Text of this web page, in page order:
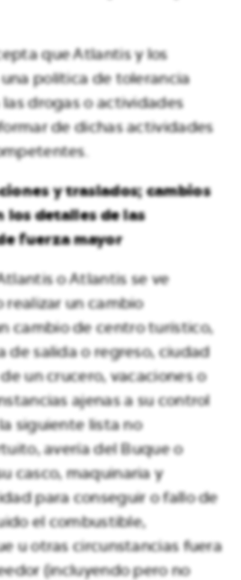
que Atlantis y los
política de tolerancia
drogas o actividades
de dichas actividades
y traslados; cambios
detalles de las
fuerza mayor
o Atlantis se ve
realizar un cambio
cambio de centro turístico,
de salida o regreso, ciudad
un crucero, vacaciones o
ajenas a su control
siguiente lista no
avería del Buque o
casco, maquinaria y
para conseguir o fallo de
el combustible,
u otras circunstancias fuera
(incluyendo pero no